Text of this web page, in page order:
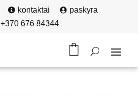
 kontaktai  paskyra
+370 676 84344